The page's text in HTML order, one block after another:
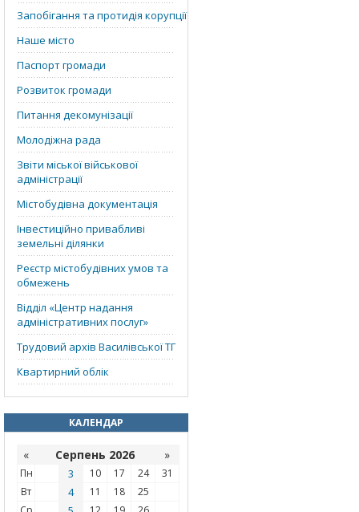
Запобігання та протидія корупції
Наше місто
Паспорт громади
Розвиток громади
Питання декомунізації
Молодіжна рада
Звіти міської військової
адміністрації
Містобудівна документація
Інвестиційно привабливі
земельні ділянки
Реєстр містобудівних умов та
обмежень
Відділ «‎Центр надання
адміністративних послуг»
Трудовий архів Василівської ТГ
Квартирний облік
КАЛЕНДАР
« Серпень 2026 »
Пн 3 10 17 24
31
Вт
4 11 18
25